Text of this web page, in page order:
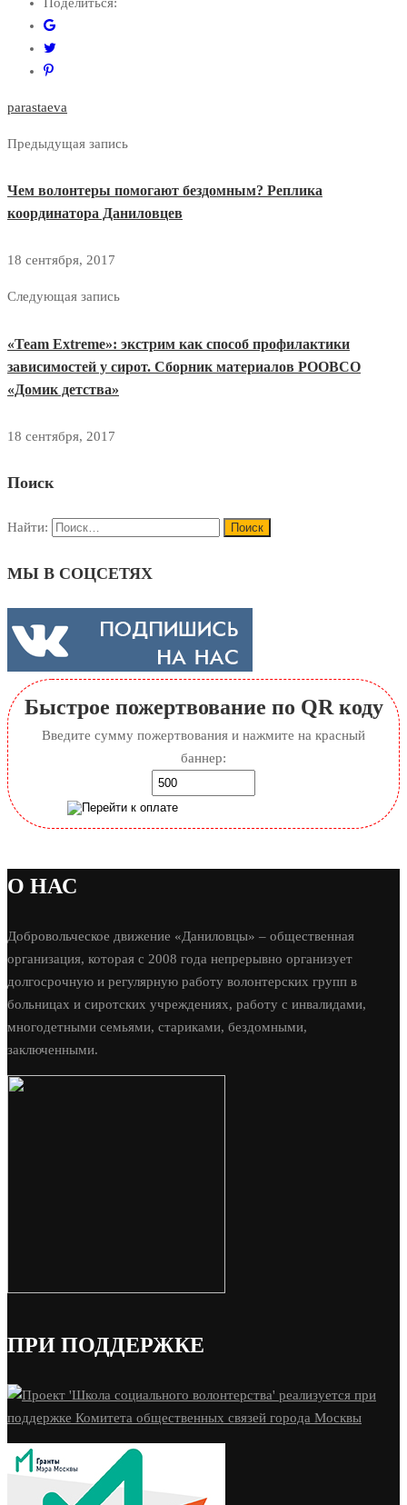
parastaeva
Предыдущая запись
Чем волонтеры помогают бездомным? Реплика
координатора Даниловцев
18 сентября, 2017
Следующая запись
«Team Extreme»: экстрим как способ профилактики
зависимостей у сирот. Сборник материалов РООВСО
«Домик детства»
18 сентября, 2017
Поиск
Найти:
МЫ В СОЦСЕТЯХ
Быстрое пожертвование по QR коду
Введите сумму пожертвования и нажмите на красный
баннер:
О НАС
Добровольческое движение «Даниловцы» – общественная
организация, которая с 2008 года непрерывно организует
долгосрочную и регулярную работу волонтерских групп в
больницах и сиротских учреждениях, работу с инвалидами,
многодетными семьями, стариками, бездомными,
заключенными.
ПРИ ПОДДЕРЖКЕ